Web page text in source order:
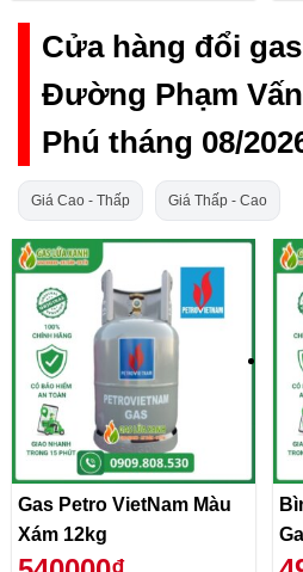
Cửa hàng đổi
Đường Phạm
Phú tháng 08/
Giá Cao - Thấp Giá Thấp - Cao
Gas Petro VietNam Màu
Xám 12kg